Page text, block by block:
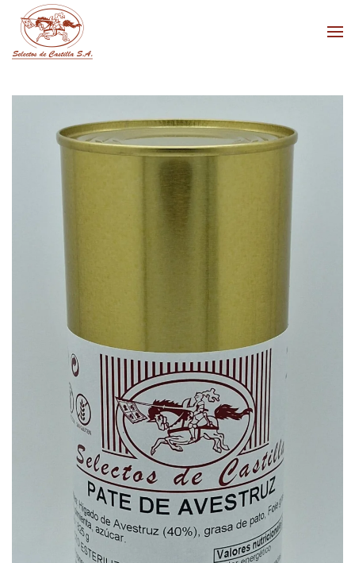
Skip to main content